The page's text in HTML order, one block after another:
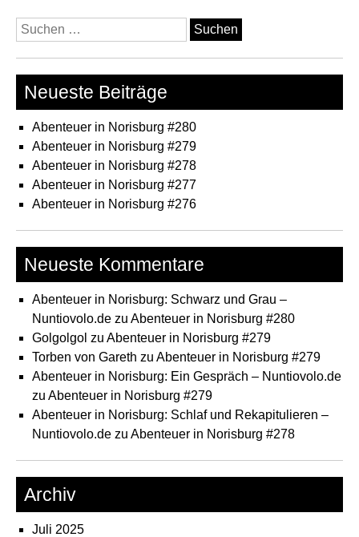
Suchen
nach:
Neueste Beiträge
Abenteuer in Norisburg #280
Abenteuer in Norisburg #279
Abenteuer in Norisburg #278
Abenteuer in Norisburg #277
Abenteuer in Norisburg #276
Neueste Kommentare
Abenteuer in Norisburg: Schwarz und Grau –
Nuntiovolo.de zu Abenteuer in Norisburg #280
Golgolgol zu Abenteuer in Norisburg #279
Torben von Gareth zu Abenteuer in Norisburg #279
Abenteuer in Norisburg: Ein Gespräch – Nuntiovolo.de
zu Abenteuer in Norisburg #279
Abenteuer in Norisburg: Schlaf und Rekapitulieren –
Nuntiovolo.de zu Abenteuer in Norisburg #278
Archiv
Juli 2025